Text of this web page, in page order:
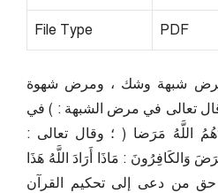
File Type PDF
شبهة وشك ، ومرض شهوة
تعالى في مرض الشبهة : ) في
اللَّهُ مَرَضا ( ؛ وقال تعالى :
وَالكَافِرُونَ : مَاذَا أَرَادَ اللَّهُ هَذَا
حق من دعى إلى تحكيم القرآن